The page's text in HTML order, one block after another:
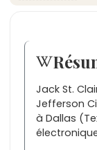
Jack St.
Jefferson
à Dallas